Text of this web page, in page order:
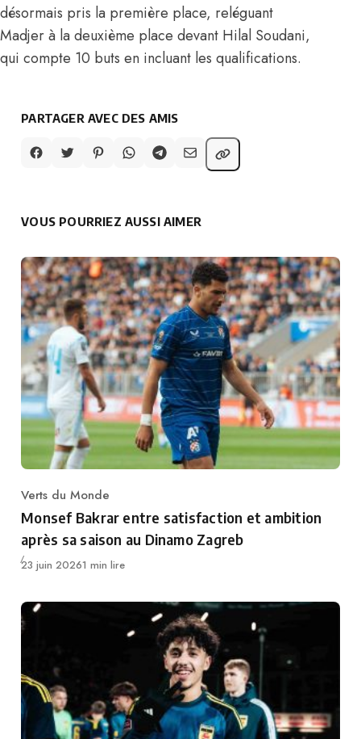
désormais pris la première place, reléguant
Madjer à la deuxième place devant Hilal Soudani,
qui compte 10 buts en incluant les qualifications.
PARTAGER AVEC DES AMIS
VOUS POURRIEZ AUSSI AIMER
Category
Verts du Monde
Monsef Bakrar entre satisfaction et ambition
après sa saison au Dinamo Zagreb
Publié
23 juin 20261 min lire